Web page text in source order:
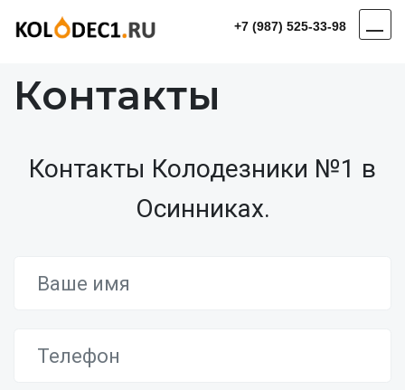
+7 (987) 525-33-98
Контакты
Контакты Колодезники №1 в
Осинниках.